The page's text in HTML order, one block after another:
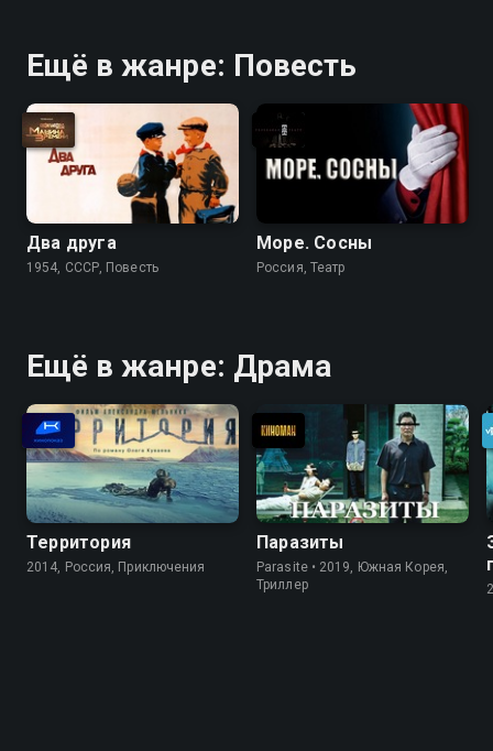
Ещё в жанре: Повесть
Два друга
1954, СССР, Повесть
Море. Сосны
Россия, Театр
Ещё в жанре: Драма
Территория
2014, Россия, Приключения
Паразиты
Parasite • 2019, Южная Корея,
Триллер